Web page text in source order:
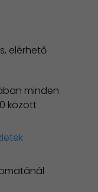
elérhető
minden
között